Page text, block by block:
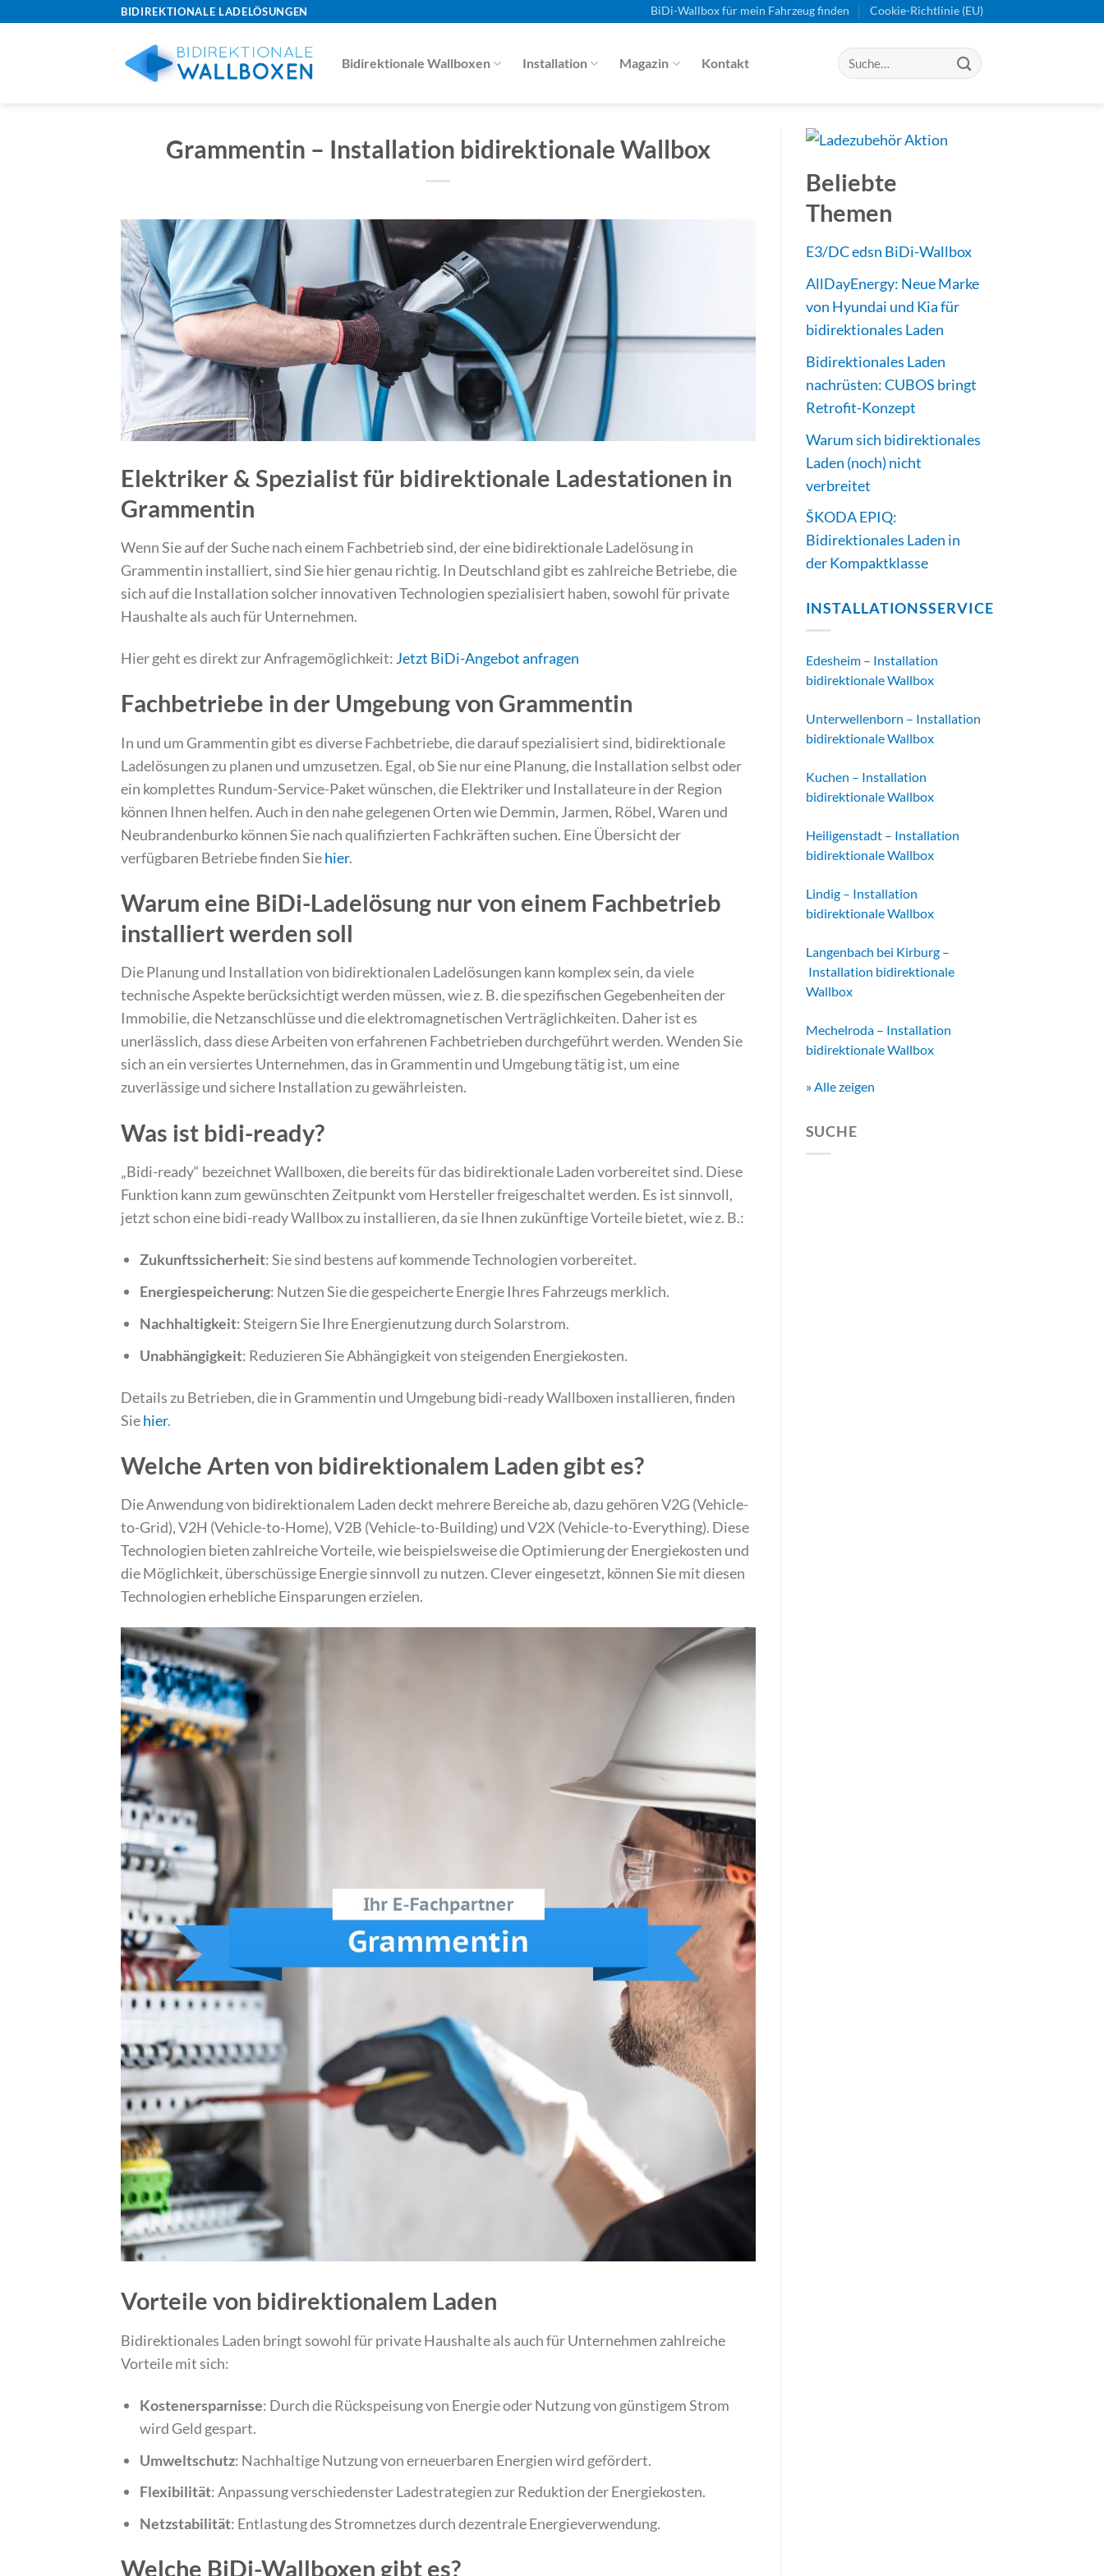
BIDIREKTIONALE LADELÖSUNGEN BiDi-Wallbox für mein Fahrzeug finden Cookie-Richtlinie (EU)
Bidirektionale Wallboxen Installation Magazin Kontakt
Grammentin – Installation bidirektionale Wallbox
Elektriker & Spezialist für bidirektionale Ladestationen in
Grammentin
Wenn Sie auf der Suche nach einem Fachbetrieb sind, der eine bidirektionale Ladelösung in
Grammentin installiert, sind Sie hier genau richtig. In Deutschland gibt es zahlreiche Betriebe, die
sich auf die Installation solcher innovativen Technologien spezialisiert haben, sowohl für private
Haushalte als auch für Unternehmen.
Hier geht es direkt zur Anfragemöglichkeit: Jetzt BiDi-Angebot anfragen
Fachbetriebe in der Umgebung von Grammentin
In und um Grammentin gibt es diverse Fachbetriebe, die darauf spezialisiert sind, bidirektionale
Ladelösungen zu planen und umzusetzen. Egal, ob Sie nur eine Planung, die Installation selbst oder
ein komplettes Rundum-Service-Paket wünschen, die Elektriker und Installateure in der Region
können Ihnen helfen. Auch in den nahe gelegenen Orten wie Demmin, Jarmen, Röbel, Waren und
Neubrandenburko können Sie nach qualifizierten Fachkräften suchen. Eine Übersicht der
verfügbaren Betriebe finden Siehier.
Warum eine BiDi-Ladelösung nur von einem Fachbetrieb
installiert werden soll
Die Planung und Installation von bidirektionalen Ladelösungen kann komplex sein, da viele
technische Aspekte berücksichtigt werden müssen, wie z. B. die spezifischen Gegebenheiten der
Immobilie, die Netzanschlüsse und die elektromagnetischen Verträglichkeiten. Daher ist es
unerlässlich, dass diese Arbeiten von erfahrenen Fachbetrieben durchgeführt werden. Wenden Sie
sich an ein versiertes Unternehmen, das in Grammentin und Umgebung tätig ist, um eine
zuverlässige und sichere Installation zu gewährleisten.
Was ist bidi-ready?
„Bidi-ready“ bezeichnet Wallboxen, die bereits für das bidirektionale Laden vorbereitet sind. Diese
Funktion kann zum gewünschten Zeitpunkt vom Hersteller freigeschaltet werden. Es ist sinnvoll,
jetzt schon eine bidi-ready Wallbox zu installieren, da sie Ihnen zukünftige Vorteile bietet, wie z. B.:
Zukunftssicherheit: Sie sind bestens auf kommende Technologien vorbereitet.
Energiespeicherung: Nutzen Sie die gespeicherte Energie Ihres Fahrzeugs merklich.
Nachhaltigkeit: Steigern Sie Ihre Energienutzung durch Solarstrom.
Unabhängigkeit: Reduzieren Sie Abhängigkeit von steigenden Energiekosten.
Details zu Betrieben, die in Grammentin und Umgebung bidi-ready Wallboxen installieren, finden
Siehier.
Welche Arten von bidirektionalem Laden gibt es?
Die Anwendung von bidirektionalem Laden deckt mehrere Bereiche ab, dazu gehören V2G (Vehicle-
to-Grid), V2H (Vehicle-to-Home), V2B (Vehicle-to-Building) und V2X (Vehicle-to-Everything). Diese
Technologien bieten zahlreiche Vorteile, wie beispielsweise die Optimierung der Energiekosten und
die Möglichkeit, überschüssige Energie sinnvoll zu nutzen. Clever eingesetzt, können Sie mit diesen
Technologien erhebliche Einsparungen erzielen.
Vorteile von bidirektionalem Laden
Bidirektionales Laden bringt sowohl für private Haushalte als auch für Unternehmen zahlreiche
Vorteile mit sich:
Kostenersparnisse: Durch die Rückspeisung von Energie oder Nutzung von günstigem Strom
wird Geld gespart.
Umweltschutz: Nachhaltige Nutzung von erneuerbaren Energien wird gefördert.
Flexibilität: Anpassung verschiedenster Ladestrategien zur Reduktion der Energiekosten.
Netzstabilität: Entlastung des Stromnetzes durch dezentrale Energieverwendung.
Welche BiDi-Wallboxen gibt es?
Beliebte
Themen
E3/DC edsn BiDi-Wallbox
AllDayEnergy: Neue Marke
von Hyundai und Kia für
bidirektionales Laden
Bidirektionales Laden
nachrüsten: CUBOS bringt
Retrofit-Konzept
Warum sich bidirektionales
Laden (noch) nicht
verbreitet
ŠKODA EPIQ:
Bidirektionales Laden in
der Kompaktklasse
INSTALLATIONSSERVICE
Edesheim – Installation
bidirektionale Wallbox
Unterwellenborn – Installation
bidirektionale Wallbox
Kuchen – Installation
bidirektionale Wallbox
Heiligenstadt – Installation
bidirektionale Wallbox
Lindig – Installation
bidirektionale Wallbox
Langenbach bei Kirburg –
Installation bidirektionale
Wallbox
Mechelroda – Installation
bidirektionale Wallbox
» Alle zeigen
SUCHE